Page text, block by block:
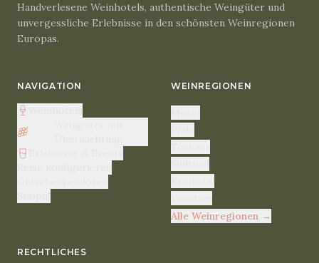
Handverlesene Weinhotels, authentische Weingüter und
unvergessliche Erlebnisse in den schönsten Weinregionen
Europas.
NAVIGATION WEINREGIONEN
Alle Weinregionen →
RECHTLICHES